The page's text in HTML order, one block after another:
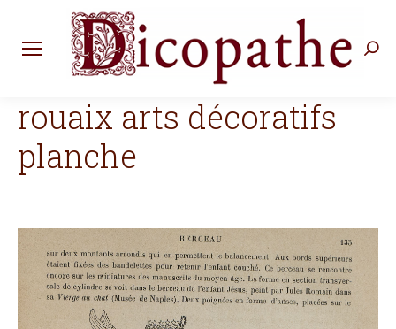
rouaix arts décoratifs
planche